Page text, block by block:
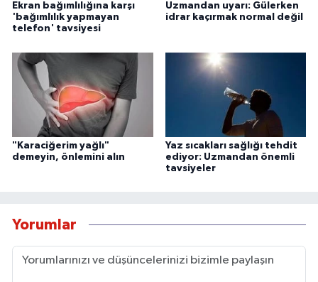
Ekran bağımlılığına karşı
'bağımlılık yapmayan
telefon' tavsiyesi
Uzmandan uyarı: Gülerken
idrar kaçırmak normal değil
"Karaciğerim yağlı"
demeyin, önlemini alın
Yaz sıcakları sağlığı tehdit
ediyor: Uzmandan önemli
tavsiyeler
Yorumlar